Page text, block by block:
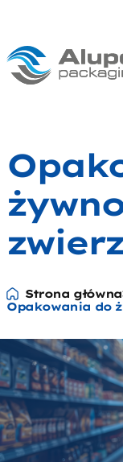
Strona główna
Opakowania do